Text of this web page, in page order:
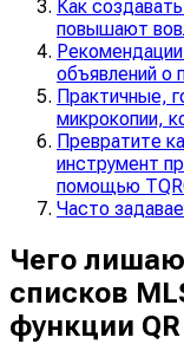
Как
повышают
объявлений о
Практичные,
микрокопии,
Превратите
инструмент
помощью
Часто
Чего
списков
функции